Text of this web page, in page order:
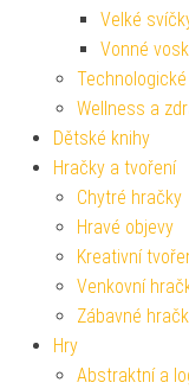
Velké
Vonné
Wellness a
Dětské knihy
Hračky a tvoření
Chytré hračky
Hravé objevy
Kreativní
Venkovní
Zábavné
Hry
Abstraktní a